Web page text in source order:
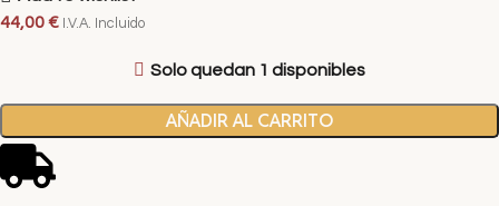
44,00€ I.V.A. Incluido
Solo quedan 1 disponibles
AÑADIR AL CARRITO